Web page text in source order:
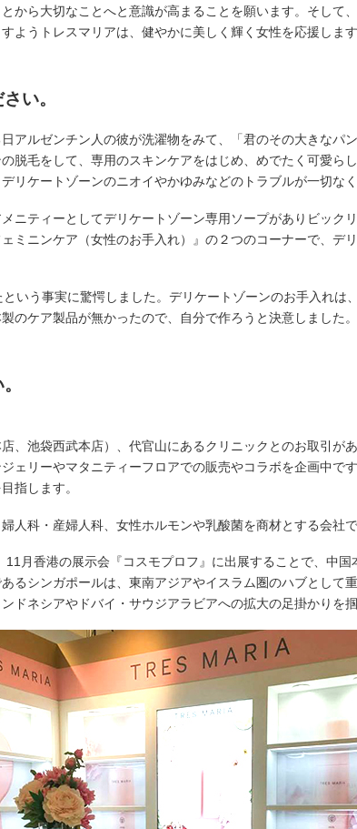
から大切なことへと意識が高まることを願います。そして
ようトレスマリアは、健やかに美しく輝く女性を応援します
い。
アルゼンチン人の彼が洗濯物をみて、「君のその大きなパ
脱毛をして、専用のスキンケアをはじめ、めでたく可愛ら
リケートゾーンのニオイやかゆみなどのトラブルが一切な
ニティーとしてデリケートゾーン専用ソープがありビック
ミニンケア（女性のお手入れ）』の２つのコーナーで、デ
いう事実に驚愕しました。デリケートゾーンのお手入れは
のケア製品が無かったので、自分で作ろうと決意しました。
、池袋西武本店）、代官山にあるクリニックとのお取引が
ェリーやマタニティーフロアでの販売やコラボを企画中で
指します。
人科・産婦人科、女性ホルモンや乳酸菌を商材とする会社
月香港の展示会『コスモプロフ』に出展することで、中
るシンガポールは、東南アジアやイスラム圏のハブとして
ドネシアやドバイ・サウジアラビアへの拡大の足掛かりを掴